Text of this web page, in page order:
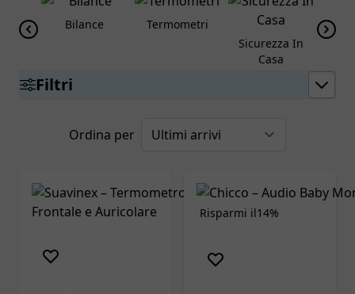
Bilance
Termometri
Sicurezza In
Casa
Filtri
Ordina per
Risparmi il14%